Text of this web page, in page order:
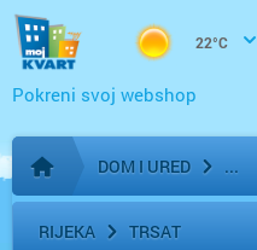
22°C
Pokreni svoj webshop
Početna stranica
DOM I URED
RIJEKA TRSAT